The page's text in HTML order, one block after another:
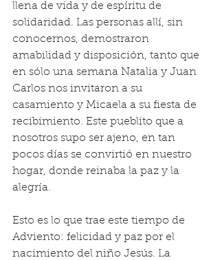
llena de vida y de espíritu de
solidaridad. Las personas allí, sin
conocernos, demostraron
amabilidad y disposición, tanto que
en sólo una semana Natalia y Juan
Carlos nos invitaron a su
casamiento y Micaela a su fiesta de
recibimiento. Este pueblito que a
nosotros supo ser ajeno, en tan
pocos días se convirtió en nuestro
hogar, donde reinaba la paz y la
alegría.
Esto es lo que trae este tiempo de
Adviento: felicidad y paz por el
nacimiento del niño Jesús. La